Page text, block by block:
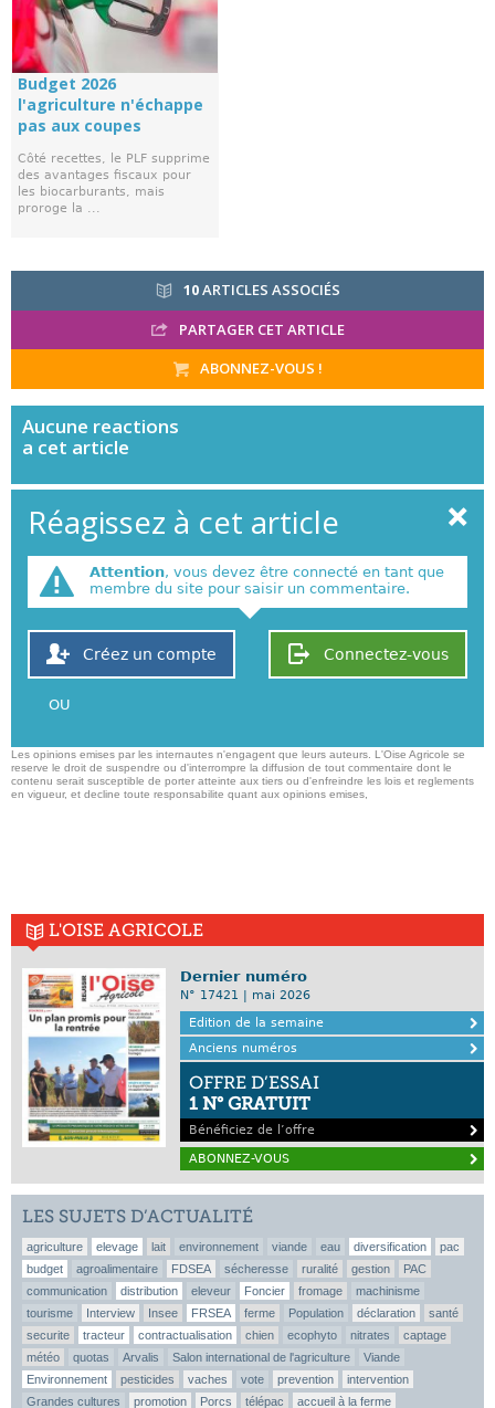
Budget 2026
l'agriculture n'échappe
pas aux coupes
Côté recettes, le PLF supprime
des avantages fiscaux pour
les biocarburants, mais
proroge la ...
10ARTICLES ASSOCIÉS
PARTAGER CET ARTICLE
ABONNEZ-VOUS !
Aucune reactions
a cet article
Réagissez à cet article
Attention, vous devez être connecté en tant que
membre du site pour saisir un commentaire.
Connectez-vous
Créez un compte
OU
Les opinions emises par les internautes n'engagent que leurs auteurs. L'Oise Agricole se
reserve le droit de suspendre ou d'interrompre la diffusion de tout commentaire dont le
contenu serait susceptible de porter atteinte aux tiers ou d'enfreindre les lois et reglements
en vigueur, et decline toute responsabilite quant aux opinions emises,
L'OISE AGRICOLE
Dernier numéro
N° 17421 | mai 2026
Edition de la semaine
Anciens numéros
OFFRE D’ESSAI
1 N° GRATUIT
Bénéficiez de l’offre
ABONNEZ-VOUS
LES SUJETS D’ACTUALITÉ
agriculture elevage lait environnement viande eau diversification
pac
budget
agroalimentaire FDSEA sécheresse ruralité gestion
PAC
communication
distribution eleveur Foncier fromage
machinisme
tourisme
Interview Insee FRSEA ferme Population déclaration
santé
securite
tracteur contractualisation chien ecophyto nitrates
captage
météo
quotas Arvalis Salon international de l'agriculture
Viande
Environnement
pesticides vaches vote prevention
intervention
Grandes cultures
promotion Porcs télépac accueil à la ferme